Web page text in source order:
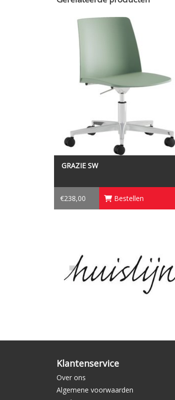
GRAZIE SW is een kunststof stoel met
hoogte verstelling.
GRAZIE SW
€238,00 Bestellen
Klantenservice
Over ons
Algemene voorwaarden